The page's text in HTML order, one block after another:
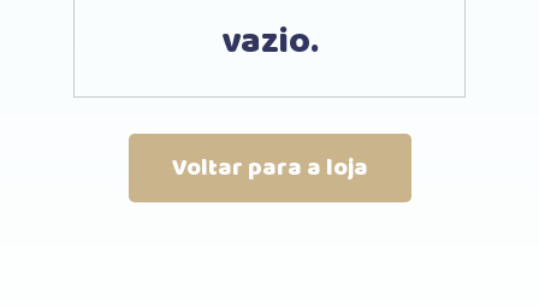
vazio.
Voltar para a loja